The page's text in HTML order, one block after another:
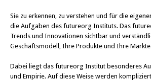
Sie zu erkennen, zu verstehen und für die
die Aufgaben des futureorg Instituts. Das
Trends und Innovationen sichtbar und
Geschäftsmodell, Ihre Produkte und Ihre
Dabei liegt das futureorg Institut besonderes
und Empirie. Auf diese Weise werden